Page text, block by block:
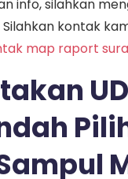
info, silahkan
kontak
map raport